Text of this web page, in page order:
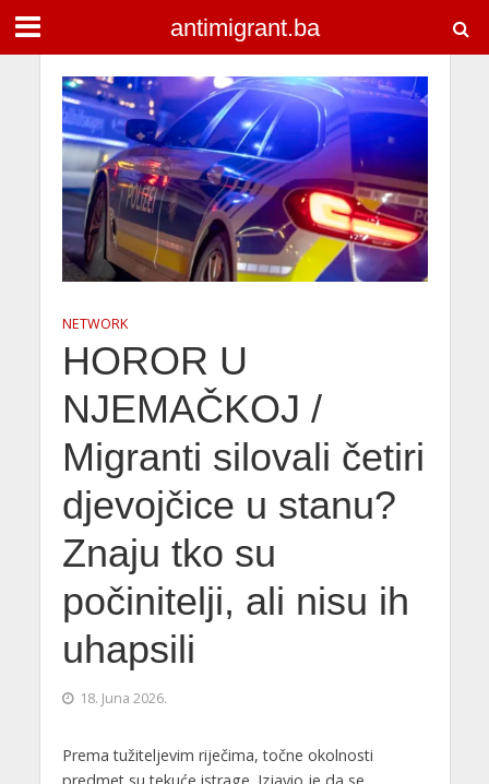
antimigrant.ba
NETWORK
HOROR U
NJEMAČKOJ /
Migranti silovali četiri
djevojčice u stanu?
Znaju tko su
počinitelji, ali nisu ih
uhapsili
18. Juna 2026.
Prema tužiteljevim riječima, točne okolnosti